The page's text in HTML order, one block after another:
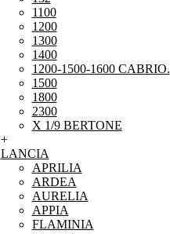
1100
1200
1300
1400
1200-1500-1600 CABRIO.
1500
1800
2300
X 1/9 BERTONE
+
LANCIA
APRILIA
ARDEA
AURELIA
APPIA
FLAMINIA